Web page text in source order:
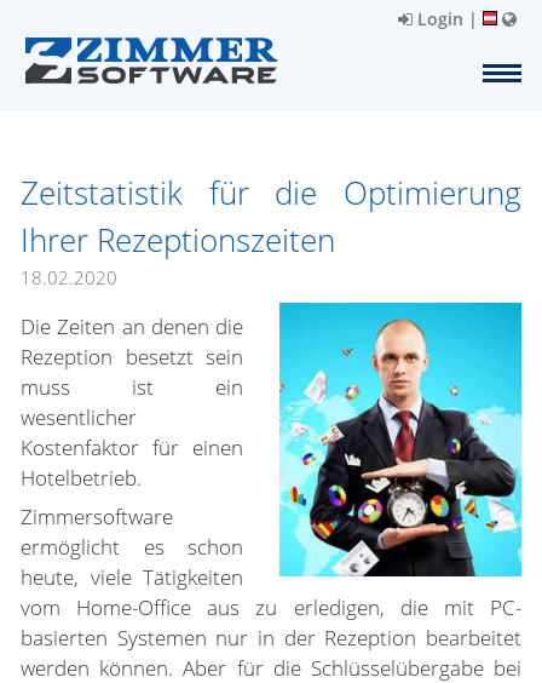
Login |
Zeitstatistik für die Optimierung
Ihrer Rezeptionszeiten
18.02.2020
Die Zeiten an denen die
Rezeption besetzt sein
muss ist ein
wesentlicher
Kostenfaktor für einen
Hotelbetrieb.
Zimmersoftware
ermöglicht es schon
heute, viele Tätigkeiten
vom Home-Office aus zu erledigen, die mit PC-
basierten Systemen nur in der Rezeption bearbeitet
werden können. Aber für die Schlüsselübergabe bei